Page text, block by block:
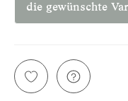
die gewünschte